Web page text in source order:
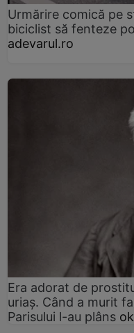
Urmărire comică pe
biciclist să fenteze
adevarul.ro
Era adorat de
uriaș. Când a murit
Parisului l-au plâns